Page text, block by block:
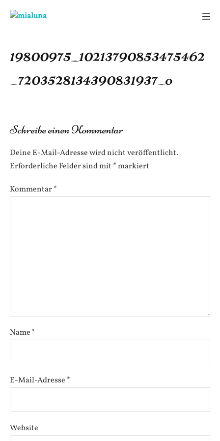
Inhalt
19800975_10213790853475462
_7203528134390831937_o
Schreibe einen Kommentar
Deine E-Mail-Adresse wird nicht veröffentlicht.
Erforderliche Felder sind mit *markiert
Kommentar*
Name *
E-Mail-Adresse *
Website